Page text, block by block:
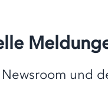
und